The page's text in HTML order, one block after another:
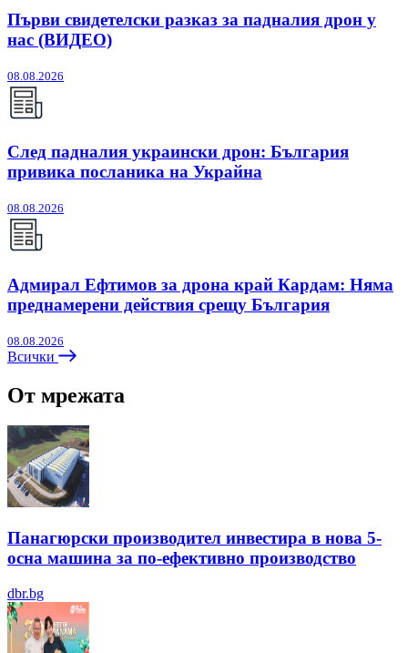
Първи свидетелски разказ за падналия дрон у
нас (ВИДЕО)
08.08.2026
След падналия украински дрон: България
привика посланика на Украйна
08.08.2026
Адмирал Ефтимов за дрона край Кардам: Няма
преднамерени действия срещу България
08.08.2026
Всички
От мрежата
Панагюрски производител инвестира в нова 5-
осна машина за по-ефективно производство
dbr.bg